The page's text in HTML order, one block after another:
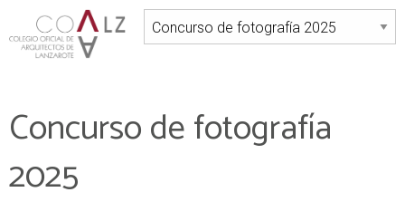
Concurso de fotografía
2025